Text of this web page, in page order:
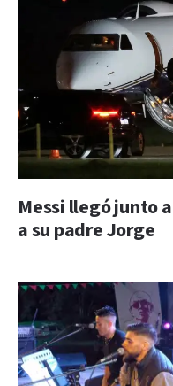
Messi llegó junto
a su padre Jorge